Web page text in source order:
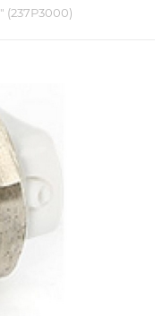
(237Р3000)